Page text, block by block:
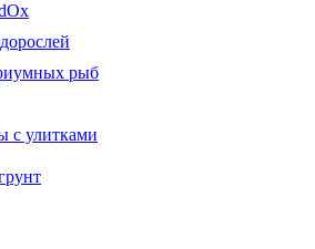
рыб
с улитками